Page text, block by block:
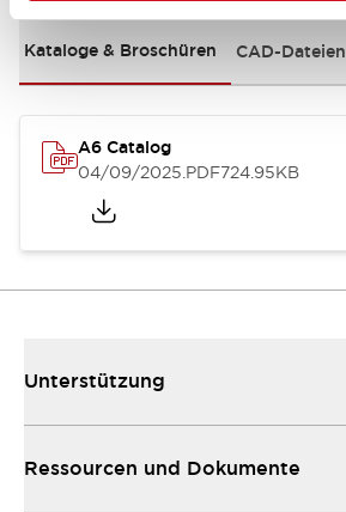
Kataloge & Broschüren CAD-Dateien
A6 Catalog
04/09/2025.PDF724.95KB
Unterstützung
Ressourcen und Dokumente